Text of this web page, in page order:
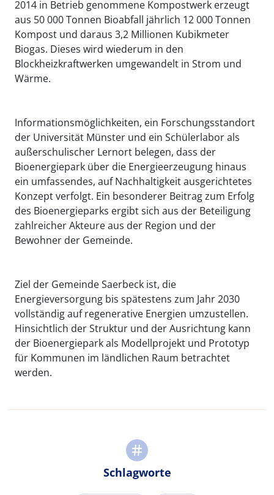
2014 in Betrieb genommene Kompostwerk erzeugt
aus 50 000 Tonnen Bioabfall jährlich 12 000 Tonnen
Kompost und daraus 3,2 Millionen Kubikmeter
Biogas. Dieses wird wiederum in den
Blockheizkraftwerken umgewandelt in Strom und
Wärme.
Informationsmöglichkeiten, ein Forschungsstandort
der Universität Münster und ein Schülerlabor als
außerschulischer Lernort belegen, dass der
Bioenergiepark über die Energieerzeugung hinaus
ein umfassendes, auf Nachhaltigkeit ausgerichtetes
Konzept verfolgt. Ein besonderer Beitrag zum Erfolg
des Bioenergieparks ergibt sich aus der Beteiligung
zahlreicher Akteure aus der Region und der
Bewohner der Gemeinde.
Ziel der Gemeinde Saerbeck ist, die
Energieversorgung bis spätestens zum Jahr 2030
vollständig auf regenerative Energien umzustellen.
Hinsichtlich der Struktur und der Ausrichtung kann
der Bioenergiepark als Modellprojekt und Prototyp
für Kommunen im ländlichen Raum betrachtet
werden.
Schlagworte